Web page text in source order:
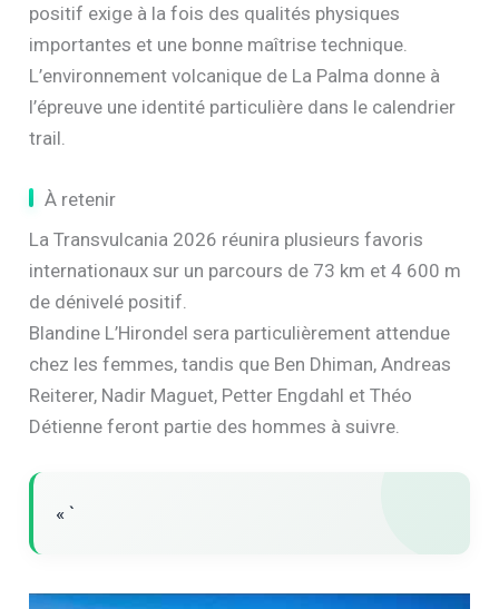
positif exige à la fois des qualités physiques
importantes et une bonne maîtrise technique.
L’environnement volcanique de La Palma donne à
l’épreuve une identité particulière dans le calendrier
trail.
À retenir
La Transvulcania 2026 réunira plusieurs favoris
internationaux sur un parcours de 73 km et 4 600 m
de dénivelé positif.
Blandine L’Hirondel sera particulièrement attendue
chez les femmes, tandis que Ben Dhiman, Andreas
Reiterer, Nadir Maguet, Petter Engdahl et Théo
Détienne feront partie des hommes à suivre.
« `